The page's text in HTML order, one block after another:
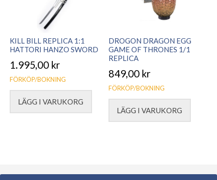
KILL BILL REPLICA 1:1
HATTORI HANZO SWORD
1.995,00 kr
FÖRKÖP/BOKNING
LÄGG I VARUKORG
DROGON DRAGON EGG
GAME OF THRONES 1/1
REPLICA
849,00 kr
FÖRKÖP/BOKNING
LÄGG I VARUKORG